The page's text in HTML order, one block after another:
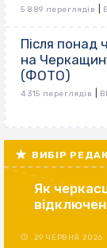
5 889 переглядів
Після понад
на
(ФОТО)
4 315 переглядів
ВИБІР
Як
29 ЧЕРВНЯ 2026